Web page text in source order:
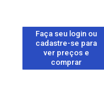
Faça seu login ou
cadastre-se para
ver preços e
comprar